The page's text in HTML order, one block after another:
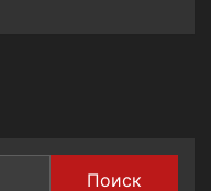
Поиск